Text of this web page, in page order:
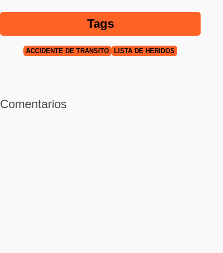
Tags
ACCIDENTE DE TRÁNSITO LISTA DE HERIDOS
Comentarios